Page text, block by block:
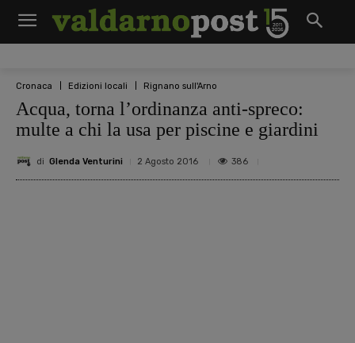
Cronaca Edizioni locali Rignano sull'Arno
Acqua, torna l’ordinanza anti-spreco:
multe a chi la usa per piscine e giardini
di Glenda Venturini 2 Agosto 2016 386